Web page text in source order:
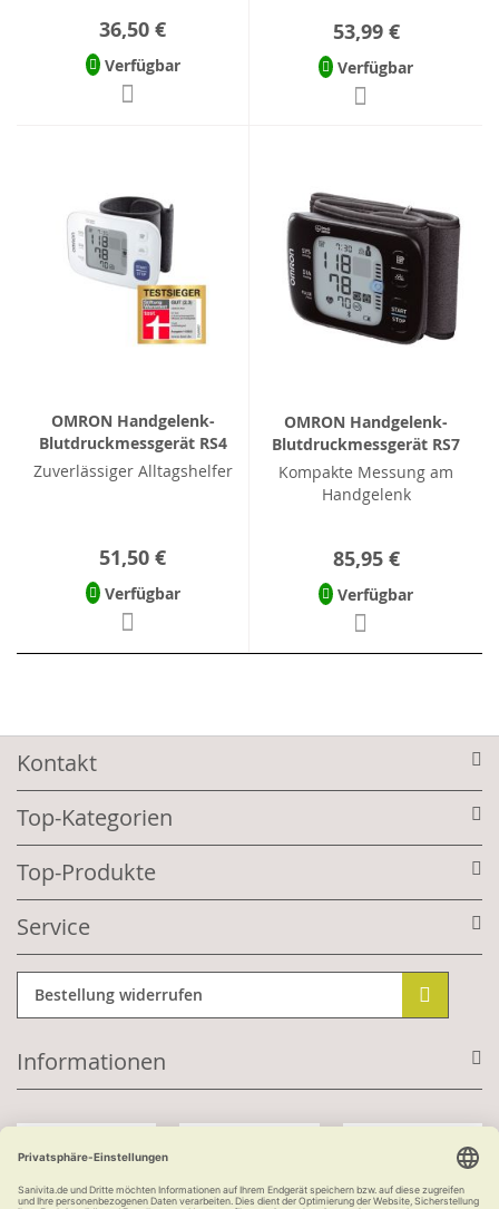
36,50 €
Verfügbar
53,99 €
Verfügbar
OMRON Handgelenk-
Blutdruckmessgerät RS4
Zuverlässiger Alltagshelfer
51,50 €
Verfügbar
OMRON Handgelenk-
Blutdruckmessgerät RS7
Kompakte Messung am
Handgelenk
85,95 €
Verfügbar
Kontakt
Top-Kategorien
Top-Produkte
Service
Bestellung widerrufen
Informationen